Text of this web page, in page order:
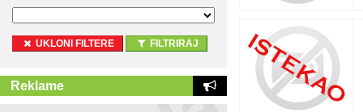
UKLONI FILTERE FILTRIRAJ
Reklame